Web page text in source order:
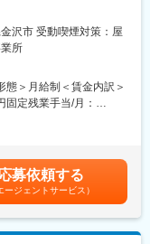
いの大きい仕事です。
きる達成感を味わえま
営のスキルアップが見
メリハリある勤務体
の営業スタイル
価される仕組み有
適な社宅利用の形を提
る依頼を受け、条件の
沢市 受動喫煙対策：屋
所
態＞月給制＜賃金内訳＞
定残業手当/月：
与評価の機会あり■イン
ティブは2ヶ月に1回纏
：非管理職 年収440万
はあくまでも目安の金
あります。月給(月額)は
募依頼する
ージェントサービス）